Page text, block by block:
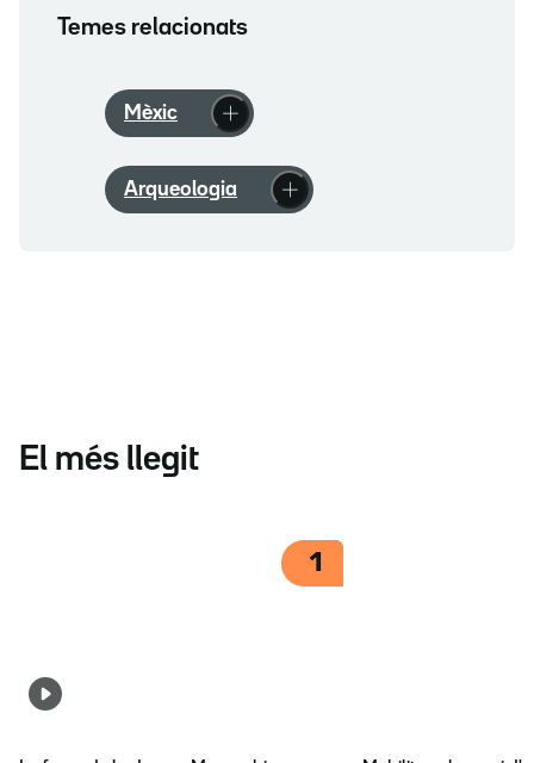
Temes relacionats
Mèxic
Arqueologia
El més llegit
1